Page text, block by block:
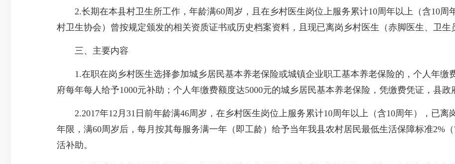
2.长期在本县村卫生所工作，年龄满60周岁，且在乡村医生岗位上服务累计10周年以上（含10周
村卫生协会）曾按规定颁发的相关资质证书或历史档案资料，且现已离岗乡村医生（赤脚医生、卫生
三、主要内容
1.在职在岗乡村医生选择参加城乡居民基本养老保险或城镇企业职工基本养老保险的，个人年缴
府每年每人给予1000元补助；个人年缴费额度达5000元的城乡居民基本养老保险，凭缴费凭证，县政
2.2017年12月31日前年龄满46周岁，在乡村医生岗位上服务累计10周年以上（含10周年），已离
年限，满60周岁后，每月按其每服务满一年（即工龄）给予当年我县农村居民最低生活保障标准2%
活补助。